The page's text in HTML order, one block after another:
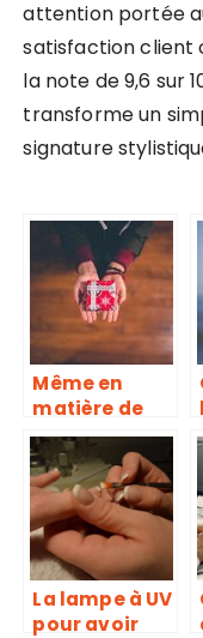
attention portée
satisfaction client
la note de 9,6 sur
transforme un
signature
Même en
matière de
bracelet les
goûts et les
couleurs ne
se partagent
pas
forcément !
La lampe à UV
pour avoir